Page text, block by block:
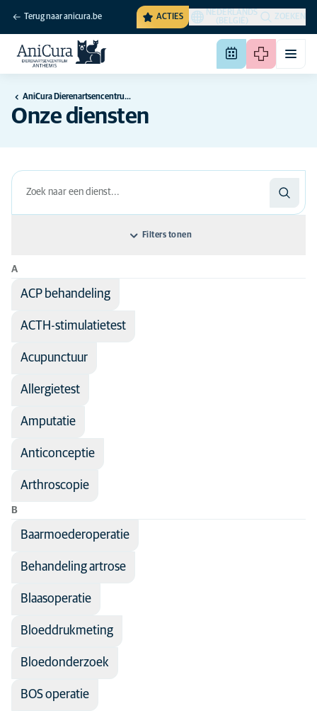
Terug naar anicura.be ACTIES
NEDERLANDS
(BELGIË)
ZOEKEN
AniCura Dierenartsencentrum Anthemis te Kapelle-op-den-Bos
Onze diensten
Filters tonen
Naam van de dienst
Medische discipline
Acupunctuur
Algemene diergeneeskunde
Orthopedie
Reproductie
Sportgeneeskunde en revalidatie
Alle diersoorten
Andere dieren
Hond
Konijn
Puppy
A
ACP behandeling
ACTH-stimulatietest
Acupunctuur
Allergietest
Amputatie
Anticonceptie
Arthroscopie
B
Baarmoederoperatie
Behandeling artrose
Blaasoperatie
Bloeddrukmeting
Bloedonderzoek
BOS operatie